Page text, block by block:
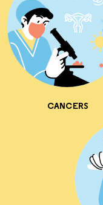
CANCERS